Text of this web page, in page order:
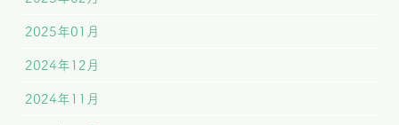
2025年01月
2024年12月
2024年11月